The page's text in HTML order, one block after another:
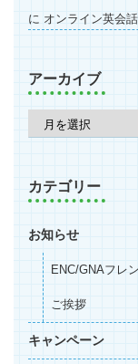
に オンライン英会
アーカイブ
カテゴリー
お知らせ
ENC/GNAフレ
ご挨拶
キャンペーン